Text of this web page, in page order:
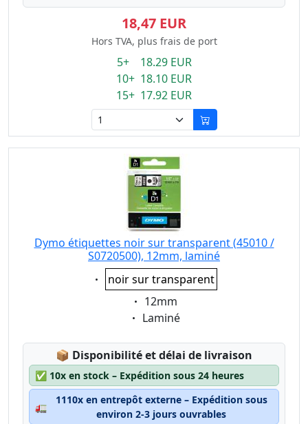
18,47 EUR
Hors TVA, plus frais de port
5+ 18.29 EUR
10+ 18.10 EUR
15+ 17.92 EUR
Dymo étiquettes noir sur transparent (45010 /
S0720500), 12mm, laminé
Eigenschaft:
noir sur transparent
Eigenschaft:
12mm
Eigenschaft:
Laminé
📦 Lagerstatus:
Disponibilité et délai de livraison
✅ 10x en stock – Expédition sous 24 heures
🚛
1110x en entrepôt externe – Expédition sous
environ 2-3 jours ouvrables